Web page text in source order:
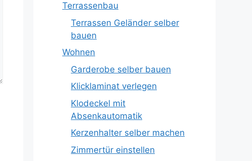
Terrassenbau
Terrassen Geländer selber
bauen
Wohnen
Garderobe selber bauen
Klicklaminat verlegen
Klodeckel mit
Absenkautomatik
Kerzenhalter selber machen
Zimmertür einstellen